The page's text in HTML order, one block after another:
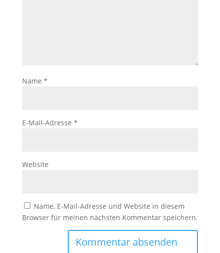
Name *
E-Mail-Adresse *
Website
Name, E-Mail-Adresse und Website in diesem
Browser für meinen nächsten Kommentar speichern.